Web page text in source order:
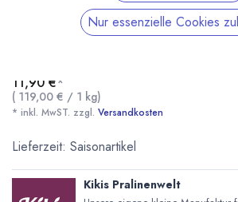
Kiki's Eierlikör Trüffel 100g
(0 Rezension)
11,90 €*
( 119,00 € / 1 kg)
* inkl. MwST. zzgl. Versandkosten
Lieferzeit: Saisonartikel
Kikis Pralinenwelt
Nur essenzielle Cookies